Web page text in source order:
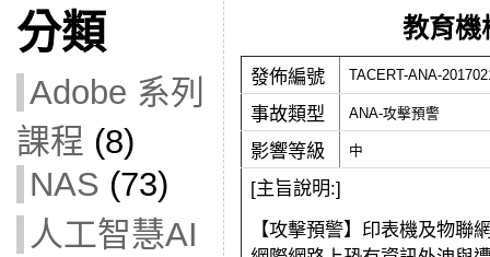
分類
Adobe 系列
課程 (8)
NAS (73)
人工智慧AI
教育機
發佈編號 TACERT-ANA-
事故類型 ANA-攻擊預警
影響等級 中
[主旨說明:]
【攻擊預警】 印表機及物聯